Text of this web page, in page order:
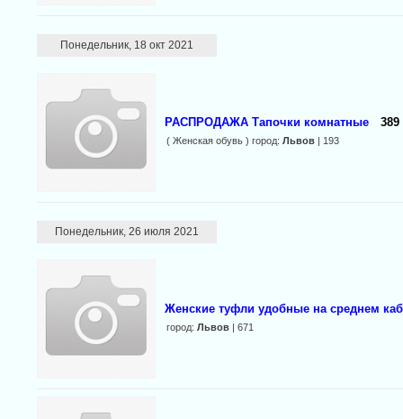
Понедельник, 18 окт 2021
РАСПРОДАЖА Тапочки комнатные 389
( Женская обувь ) город: Львов| 193
Понедельник, 26 июля 2021
Женские туфли удобные на среднем
город: Львов| 671